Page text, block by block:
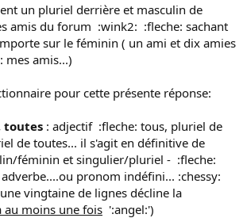
un pluriel derrière et masculin de
amis du forum :wink2: :fleche: sachant
sur le féminin ( un ami et dix amies
amis...)
pour cette présente réponse:
toutes : adjectif :fleche: tous, pluriel de
de toutes... il s'agit en définitive de
féminin et singulier/pluriel - :fleche:
pronom indéfini... :chessy:
vingtaine de lignes décline la
au moins une fois ':angel:')